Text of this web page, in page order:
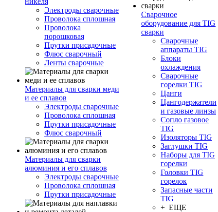
Электроды сварочные
Проволока сплошная
Проволока
порошковая
Прутки присадочные
Флюс сварочный
Ленты сварочные
Материалы для сварки меди
и ее сплавов
Электроды сварочные
Проволока сплошная
Прутки присадочные
Флюс сварочный
Материалы для сварки
алюминия и его сплавов
Электроды сварочные
Проволока сплошная
Прутки присадочные
Сварочное
оборудование для TIG
сварки
Сварочные
аппараты TIG
Блоки
охлаждения
Сварочные
горелки TIG
Цанги
Цангодержатели
и газовые линзы
Сопло газовое
TIG
Изоляторы TIG
Заглушки TIG
Наборы для TIG
горелки
Головки TIG
горелок
Запасные части
TIG
+ ЕЩЕ